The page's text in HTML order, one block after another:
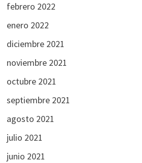
febrero 2022
enero 2022
diciembre 2021
noviembre 2021
octubre 2021
septiembre 2021
agosto 2021
julio 2021
junio 2021